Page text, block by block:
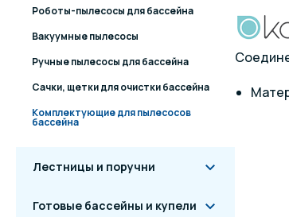
Роботы-пылесосы для бассейна
Вакуумные пылесосы
Ручные пылесосы для бассейна
Сачки, щетки для очистки бассейна
Комплектующие для пылесосов
бассейна
Лестницы и поручни
Готовые бассейны и купели